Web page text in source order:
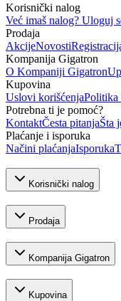
Korisnički nalog
Već imaš nalog? Uloguj
Prodaja
AkcijeNovosti
Kompanija Gigatron
O Kompaniji Gigatron
Kupovina
Uslovi korišćenjaPolitika
Potrebna ti je pomoć?
KontaktČesta pitanjaŠta
Plaćanje i isporuka
Načini plaćanjaIsporuka
Korisnički nalog
Prodaja
Kompanija Gigatron
Kupovina